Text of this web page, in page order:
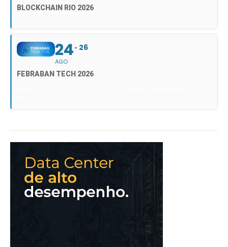
BLOCKCHAIN RIO 2026
24
AGO
26
FEBRABAN TECH 2026